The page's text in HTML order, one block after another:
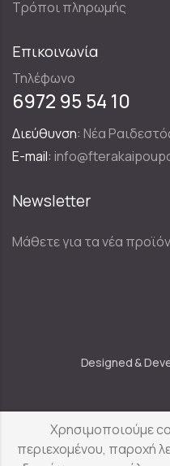
Τρόποι πληρωμής
Επικοινωνία
Τηλέφωνο
6972 95 54 10
Διεύθυνση: Νέα
E-mail:
Newsletter
Μάθετε για τα νέα
Designed &
Φτερά &
Χρησιμοποιούμε
περιεχομένου, παροχή